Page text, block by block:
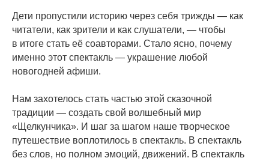
Дети пропустили историю через себя трижды — как
читатели, как зрители и как слушатели, — чтобы
в итоге стать её соавторами. Стало ясно, почему
именно этот спектакль — украшение любой
новогодней афиши.
Нам захотелось стать частью этой сказочной
традиции — создать свой волшебный мир
«Щелкунчика». И шаг за шагом наше творческое
путешествие воплотилось в спектакль. В спектакль
без слов, но полном эмоций, движений. В спектакль